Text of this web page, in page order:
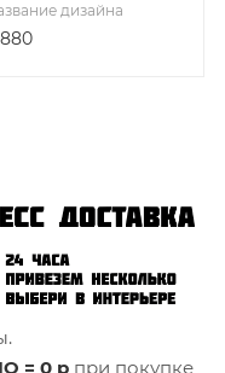
дизайна
= 0 р при покупке